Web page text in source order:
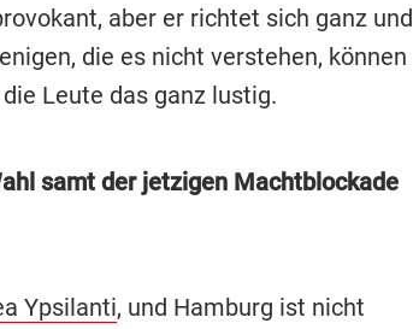
aber er richtet sich ganz und
die es nicht verstehen, können
Leute das ganz lustig.
samt der jetzigen Machtblockade
Ypsilanti, und Hamburg ist nicht